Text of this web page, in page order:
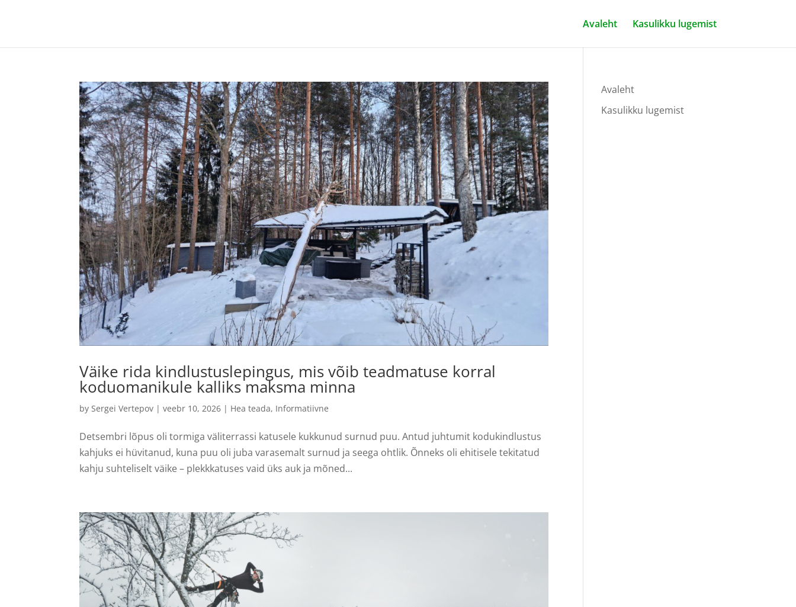
Avaleht Kasulikku lugemist
Väike rida kindlustuslepingus, mis võib teadmatuse korral
koduomanikule kalliks maksma minna
bySergei Vertepov |veebr 10, 2026 | Hea teada, Informatiivne
Detsembri lõpus oli tormiga väliterrassi katusele kukkunud surnud puu. Antud juhtumit kodukindlustus
kahjuks ei hüvitanud, kuna puu oli juba varasemalt surnud ja seega ohtlik. Õnneks oli ehitisele tekitatud
kahju suhteliselt väike – plekkkatuses vaid üks auk ja mõned...
Avaleht
Kasulikku lugemist